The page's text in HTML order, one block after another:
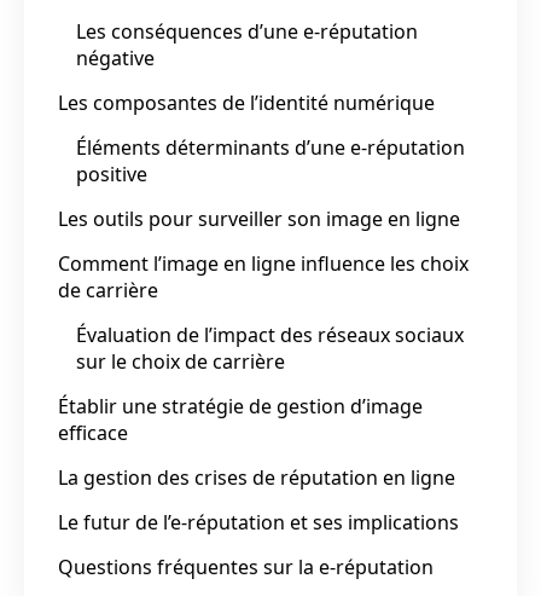
Les conséquences d’une e-réputation
négative
Les composantes de l’identité numérique
Éléments déterminants d’une e-réputation
positive
Les outils pour surveiller son image en ligne
Comment l’image en ligne influence les choix
de carrière
Évaluation de l’impact des réseaux sociaux
sur le choix de carrière
Établir une stratégie de gestion d’image
efficace
La gestion des crises de réputation en ligne
Le futur de l’e-réputation et ses implications
Questions fréquentes sur la e-réputation